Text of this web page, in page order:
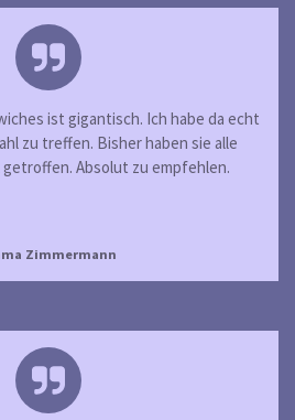
ist gigantisch. Ich habe da echt
zu treffen. Bisher haben sie alle
getroffen. Absolut zu empfehlen.
Zimmermann